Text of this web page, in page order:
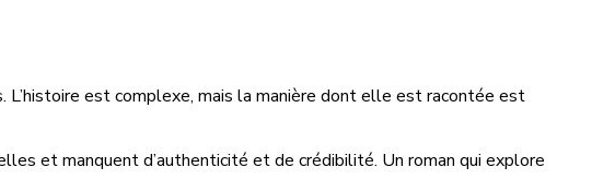
L’histoire est complexe, mais la manière dont elle est racontée est
et manquent d’authenticité et de crédibilité. Un roman qui explore